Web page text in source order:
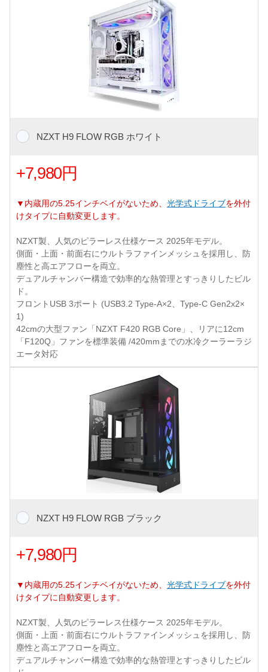
NZXT H9 FLOW RGB ホワイト
+7,980円
▼内蔵用の5.25インチベイがないため、 光学式ドライブを外付
けタイプに自動変更します。
NZXT製、人気のピラーレス仕様ケース 2025年モデル。
側面・上面・前面右にウルトラファインメッシュを採用し、防
塵性と高エアフローを両立。
デュアルチャンバー構造で効率的な熱管理とすっきりしたビル
ド。
フロントUSB 3ポート (USB3.2 Type-A×2、Type-C Gen2x2×
1)
42cmの大型ファン「NZXT F420 RGB Core」、リアに12cm
「F120Q」ファンを標準装備 /420mmまでの水冷クーラーラジ
エータ対応
NZXT H9 FLOW RGB ブラック
+7,980円
▼内蔵用の5.25インチベイがないため、 光学式ドライブを外付
けタイプに自動変更します。
NZXT製、人気のピラーレス仕様ケース 2025年モデル。
側面・上面・前面右にウルトラファインメッシュを採用し、防
塵性と高エアフローを両立。
デュアルチャンバー構造で効率的な熱管理とすっきりしたビル